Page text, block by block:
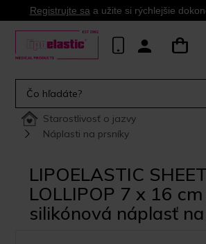
Registrujte sa a užite si rýchlejšie
Starostlivosť o jazvy
Náplasti na prsníky
LIPOELASTIC SHEET
LOLLIPOP 7 x 16
silikónová náplasť